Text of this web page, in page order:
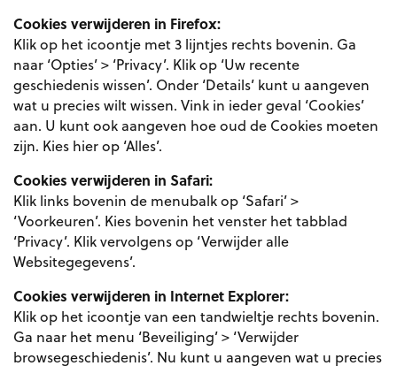
Cookies verwijderen in Firefox:
Klik op het icoontje met 3 lijntjes rechts bovenin. Ga
naar ‘Opties’ > ‘Privacy’. Klik op ‘Uw recente
geschiedenis wissen’. Onder ‘Details’ kunt u aangeven
wat u precies wilt wissen. Vink in ieder geval ‘Cookies’
aan. U kunt ook aangeven hoe oud de Cookies moeten
zijn. Kies hier op ‘Alles’.
Cookies verwijderen in Safari:
Klik links bovenin de menubalk op ‘Safari’ >
‘Voorkeuren’. Kies bovenin het venster het tabblad
‘Privacy’. Klik vervolgens op ‘Verwijder alle
Websitegegevens’.
Cookies verwijderen in Internet Explorer:
Klik op het icoontje van een tandwieltje rechts bovenin.
Ga naar het menu ‘Beveiliging’ > ‘Verwijder
browsegeschiedenis’. Nu kunt u aangeven wat u precies